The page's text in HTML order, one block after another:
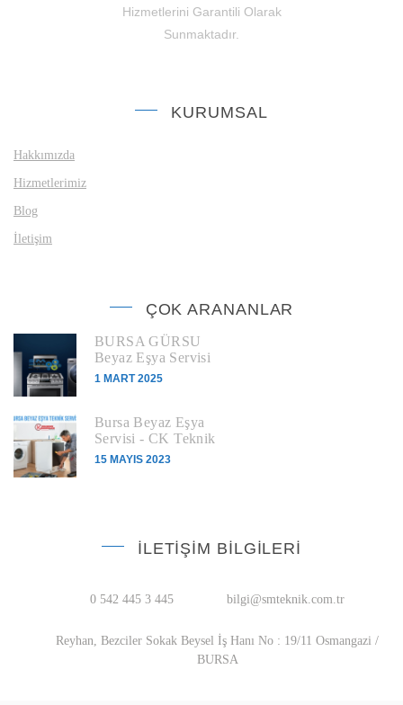
Hizmetlerini Garantili Olarak
Sunmaktadır.
KURUMSAL
Hakkımızda
Hizmetlerimiz
Blog
İletişim
ÇOK ARANANLAR
BURSA GÜRSU
Beyaz Eşya Servisi
1 MART 2025
Bursa Beyaz Eşya
Servisi - CK Teknik
15 MAYIS 2023
İLETIŞIM BILGILERI
0 542 445 3 445 bilgi@smteknik.com.tr
Reyhan, Bezciler Sokak Beysel İş Hanı No : 19/11 Osmangazi /
BURSA